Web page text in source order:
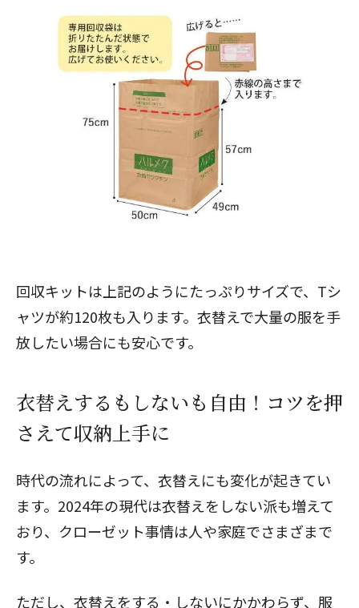
回収キットは上記のようにたっぷりサイズで、Tシ
ャツが約120枚も入ります。衣替えで大量の服を手
放したい場合にも安心です。
衣替えするもしないも自由！コツを押
さえて収納上手に
時代の流れによって、衣替えにも変化が起きてい
ます。2024年の現代は衣替えをしない派も増えて
おり、クローゼット事情は人や家庭でさまざまで
す。
ただし、衣替えをする・しないにかかわらず、服